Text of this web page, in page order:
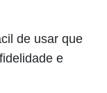
de usar que
e